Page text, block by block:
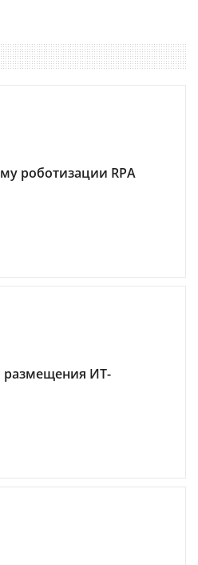
роботизации RPA
ИТ-